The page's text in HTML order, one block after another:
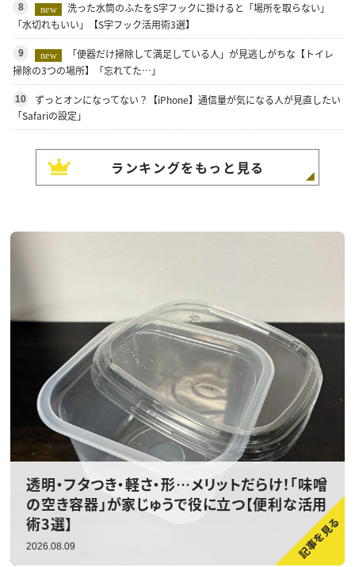
8 new
洗った水筒のふたをS字フックに掛けると「場所を取らない」
「水切れもいい」【S字フック活用術3選】
9 new
「便器だけ掃除して満足している人」が見逃しがちな【トイレ
掃除の3つの場所】「忘れてた…」
10
ずっとオンになってない？【iPhone】通信量が気になる人が見直したい
「Safariの設定」
ランキングをもっと見る
透明・フタつき・軽さ・形…メリットだらけ！「味噌
の空き容器」が家じゅうで役に立つ【便利な活用
術3選】
2026.08.09